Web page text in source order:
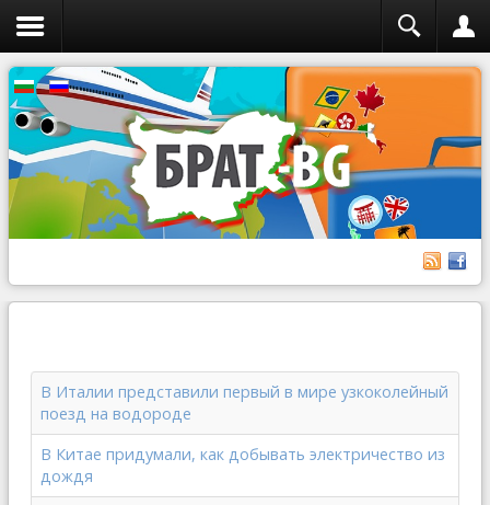
В Италии представили первый в мире узкоколейный
поезд на водороде
В Китае придумали, как добывать электричество из
дождя